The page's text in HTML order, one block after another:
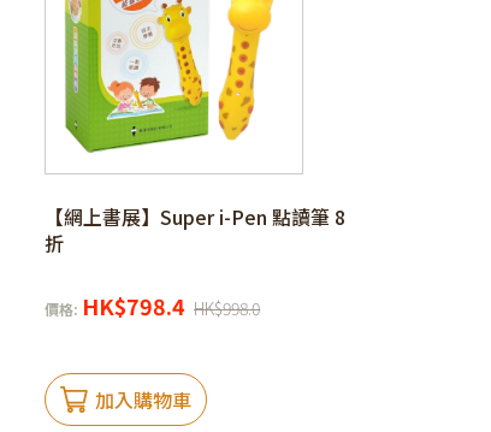
【網上書展】Super i-Pen 點讀筆 8
折
價格: HK$798.4 HK$998.0
加入購物車